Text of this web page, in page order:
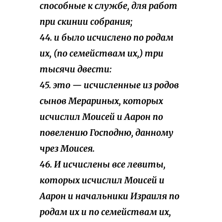
способные к службе, для работ
при скинии собрания;
44. и было исчислено по родам
их, (по семействам их,) три
тысячи двести:
45. это — исчисленные из родов
сынов Мерариных, которых
исчислил Моисей и Аарон по
повелению Господню, данному
чрез Моисея.
46. И исчислены все левиты,
которых исчислил Моисей и
Аарон и начальники Израиля по
родам их и по семействам их,